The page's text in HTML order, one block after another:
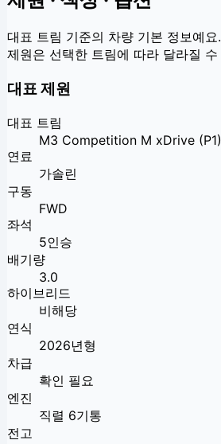
대표 트림 기준의 차량 기본 정보예
제원은 선택한 트림에 따라 달라질 수
대표 제원
대표 트림
M3 Competition M xDrive (P1)
연료
가솔린
구동
FWD
좌석
5인승
배기량
3.0
하이브리드
비해당
연식
2026년형
차급
확인 필요
엔진
직렬 6기통
전고